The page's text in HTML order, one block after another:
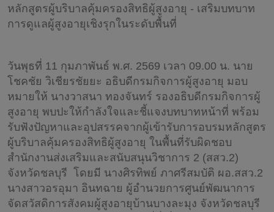
หลักสูตรผู้บริบาลคุ้มครองสิทธิผู้สูงอายุ - เสริมบทบาท
การดูแลผู้สูงอายุเชิงรุกในระดับพื้นที่
วันพุธที่ 11 กุมภาพันธ์ พ.ศ. 2569 เวลา 09.00 น. นาย
โชคชัย วิเชียรชัยยะ อธิบดีกรมกิจการผู้สูงอายุ มอบ
หมายให้ นางวาสนา ทองจันทร์ รองอธิบดีกรมกิจการผู้
สูงอายุ พบปะให้กำลังใจและชี้แจงบทบาทหน้าที่ พร้อม
รับฟังปัญหาและอุปสรรคจากผู้เข้ารับการอบรมหลักสูตร
ผู้บริบาลคุ้มครองสิทธิผู้สูงอายุ ในพื้นที่รับผิดชอบ
สำนักงานส่งเสริมและสนับสนุนวิชาการ 2 (สสว.2)
จังหวัดชลบุรี โดยมี นางศิรทิพย์ ภาศรีสมบัติ ผอ.สสว.2
นางสาวอรอุมา อินทฉาย ผู้อำนวยการศูนย์พัฒนาการ
จัดสวัสดิการสังคมผู้สูงอายุบ้านบางละมุง จังหวัดชลบุรี